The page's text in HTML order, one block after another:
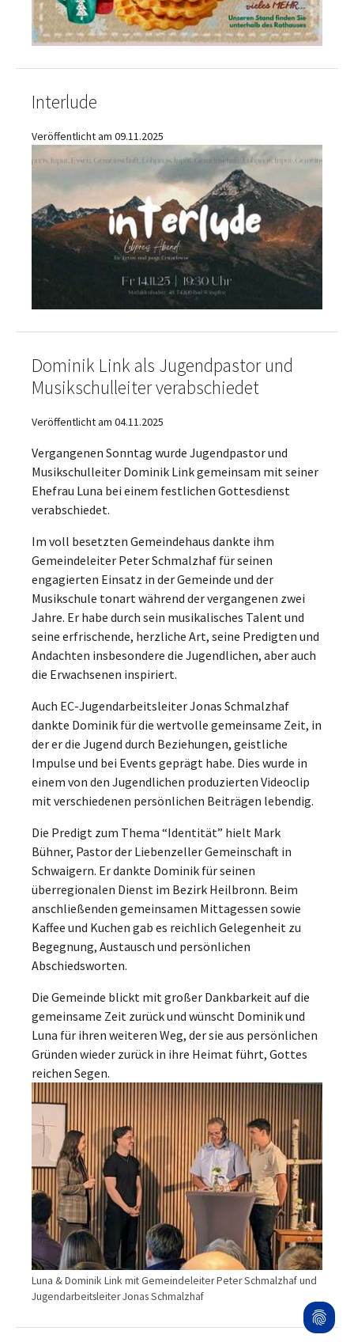
Interlude
Veröffentlicht am 09.11.2025
Luna & Dominik Link mit Gemeindeleiter Peter Schmalzhaf und
Jugendarbeitsleiter Jonas Schmalzhaf
Dominik Link als Jugendpastor und
Musikschulleiter verabschiedet
Veröffentlicht am 04.11.2025
Vergangenen Sonntag wurde Jugendpastor und
Musikschulleiter Dominik Link gemeinsam mit seiner
Ehefrau Luna bei einem festlichen Gottesdienst
verabschiedet.
Im voll besetzten Gemeindehaus dankte ihm
Gemeindeleiter Peter Schmalzhaf für seinen
engagierten Einsatz in der Gemeinde und der
Musikschule tonart während der vergangenen zwei
Jahre. Er habe durch sein musikalisches Talent und
seine erfrischende, herzliche Art, seine Predigten und
Andachten insbesondere die Jugendlichen, aber auch
die Erwachsenen inspiriert.
Auch EC-Jugendarbeitsleiter Jonas Schmalzhaf
dankte Dominik für die wertvolle gemeinsame Zeit, in
der er die Jugend durch Beziehungen, geistliche
Impulse und bei Events geprägt habe. Dies wurde in
einem von den Jugendlichen produzierten Videoclip
mit verschiedenen persönlichen Beiträgen lebendig.
Die Predigt zum Thema “Identität” hielt Mark
Bühner, Pastor der Liebenzeller Gemeinschaft in
Schwaigern. Er dankte Dominik für seinen
überregionalen Dienst im Bezirk Heilbronn. Beim
anschließenden gemeinsamen Mittagessen sowie
Kaffee und Kuchen gab es reichlich Gelegenheit zu
Begegnung, Austausch und persönlichen
Abschiedsworten.
Die Gemeinde blickt mit großer Dankbarkeit auf die
gemeinsame Zeit zurück und wünscht Dominik und
Luna für ihren weiteren Weg, der sie aus persönlichen
Gründen wieder zurück in ihre Heimat führt, Gottes
reichen Segen.